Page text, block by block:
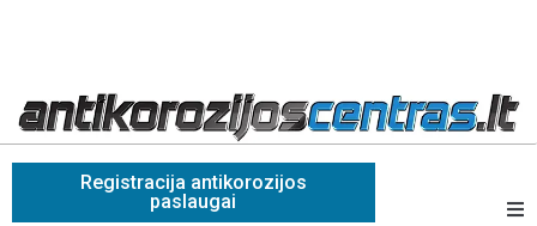
Registracija antikorozijos
paslaugai